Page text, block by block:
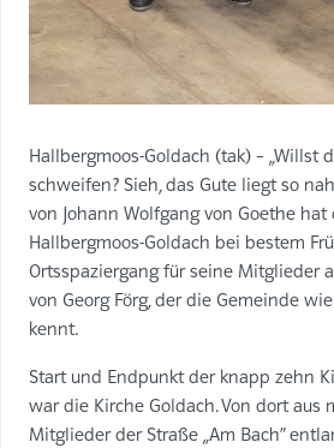
Hallbergmoos-Goldach (tak) – „Willst
schweifen? Sieh, das Gute liegt so
von Johann Wolfgang von Goethe hat
Hallbergmoos-Goldach bei bestem
Ortsspaziergang für seine Mitglieder
von Georg Förg, der die Gemeinde
kennt.
Start und Endpunkt der knapp zehn
war die Kirche Goldach. Von dort aus
Mitglieder der Straße „Am Bach“